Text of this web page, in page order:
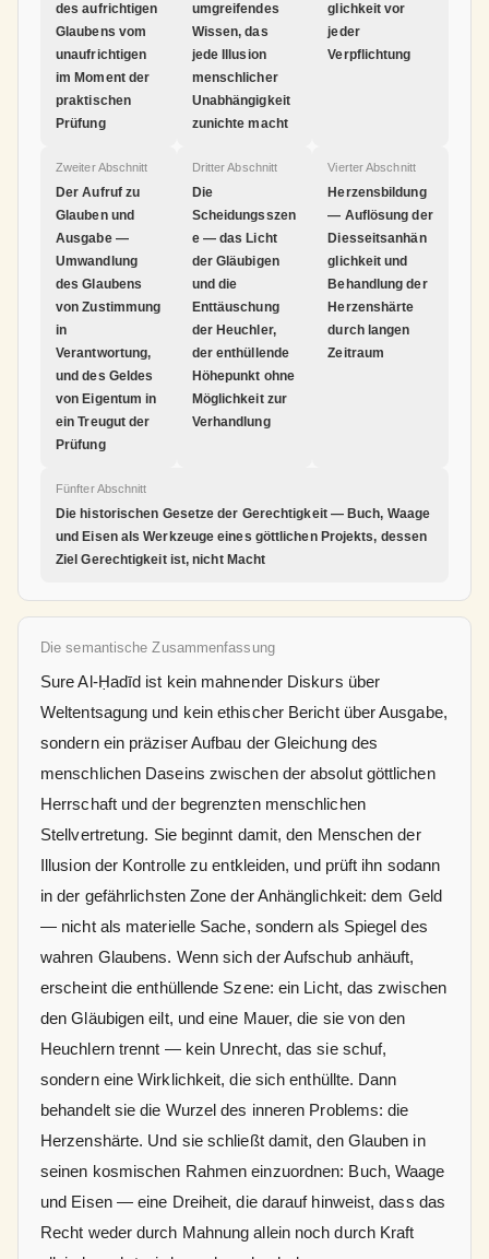
des aufrichtigen
Glaubens vom
unaufrichtigen
im Moment der
praktischen
Prüfung
umgreifendes
Wissen, das
jede Illusion
menschlicher
Unabhängigkeit
zunichte macht
glichkeit vor
jeder
Verpflichtung
Zweiter Abschnitt
Der Aufruf zu
Glauben und
Ausgabe —
Umwandlung
des Glaubens
von Zustimmung
in
Verantwortung,
und des Geldes
von Eigentum in
ein Treugut der
Prüfung
Dritter Abschnitt
Die
Scheidungsszen
e — das Licht
der Gläubigen
und die
Enttäuschung
der Heuchler,
der enthüllende
Höhepunkt ohne
Möglichkeit zur
Verhandlung
Vierter Abschnitt
Herzensbildung
— Auflösung der
Diesseitsanhän
glichkeit und
Behandlung der
Herzenshärte
durch langen
Zeitraum
Fünfter Abschnitt
Die historischen Gesetze der Gerechtigkeit — Buch, Waage
und Eisen als Werkzeuge eines göttlichen Projekts, dessen
Ziel Gerechtigkeit ist, nicht Macht
Die semantische Zusammenfassung
Sure Al-Ḥadīd ist kein mahnender Diskurs über
Weltentsagung und kein ethischer Bericht über Ausgabe,
sondern ein präziser Aufbau der Gleichung des
menschlichen Daseins zwischen der absolut göttlichen
Herrschaft und der begrenzten menschlichen
Stellvertretung. Sie beginnt damit, den Menschen der
Illusion der Kontrolle zu entkleiden, und prüft ihn sodann
in der gefährlichsten Zone der Anhänglichkeit: dem Geld
— nicht als materielle Sache, sondern als Spiegel des
wahren Glaubens. Wenn sich der Aufschub anhäuft,
erscheint die enthüllende Szene: ein Licht, das zwischen
den Gläubigen eilt, und eine Mauer, die sie von den
Heuchlern trennt — kein Unrecht, das sie schuf,
sondern eine Wirklichkeit, die sich enthüllte. Dann
behandelt sie die Wurzel des inneren Problems: die
Herzenshärte. Und sie schließt damit, den Glauben in
seinen kosmischen Rahmen einzuordnen: Buch, Waage
und Eisen — eine Dreiheit, die darauf hinweist, dass das
Recht weder durch Mahnung allein noch durch Kraft